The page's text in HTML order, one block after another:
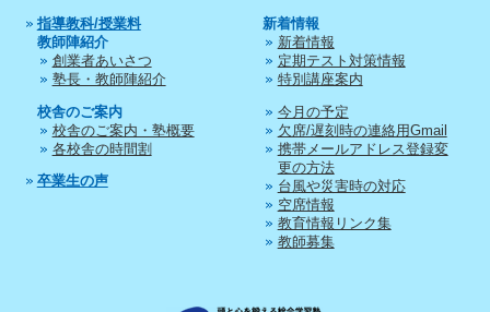
指導教科/授業料
教師陣紹介
創業者あいさつ
塾長・教師陣紹介
校舎のご案内
校舎のご案内・塾概要
各校舎の時間割
卒業生の声
新着情報
新着情報
定期テスト対策情報
特別講座案内
今月の予定
欠席/遅刻時の連絡用Gmail
携帯メールアドレス登録変
更の方法
台風や災害時の対応
空席情報
教育情報リンク集
教師募集